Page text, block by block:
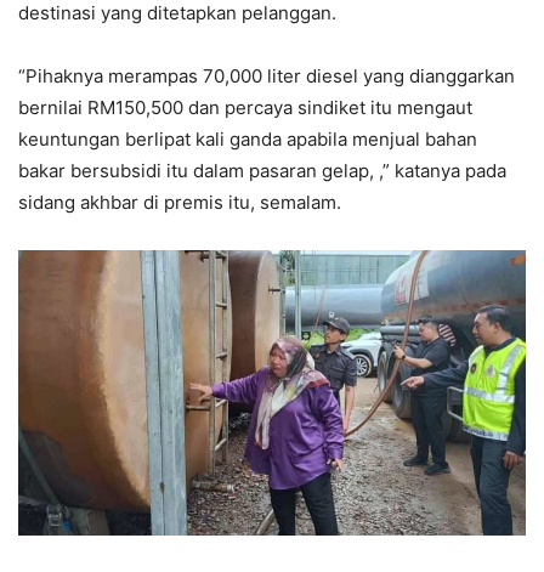
destinasi yang ditetapkan pelanggan.
“Pihaknya merampas 70,000 liter diesel yang dianggarkan
bernilai RM150,500 dan percaya sindiket itu mengaut
keuntungan berlipat kali ganda apabila menjual bahan
bakar bersubsidi itu dalam pasaran gelap, ,” katanya pada
sidang akhbar di premis itu, semalam.